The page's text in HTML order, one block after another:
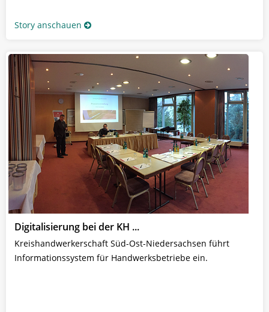
Story anschauen
Digitalisierung bei der KH ...
Kreishandwerkerschaft Süd-Ost-Niedersachsen führt
Informationssystem für Handwerksbetriebe ein.